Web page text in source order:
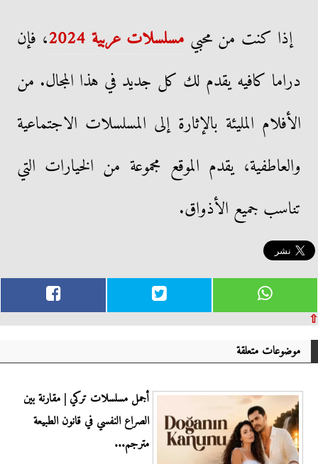
إذا كنت من محبي مسلسلات عربية 2024
، فإن
دراما كافيه يقدم لك كل جديد في هذا المجال. من
الأفلام المليئة بالإثارة إلى المسلسلات الاجتماعية
والعاطفية، يقدم الموقع مجموعة من الخيارات التي
تناسب جميع الأذواق.
⇧
موضوعات متعلقة
أجمل مسلسلات تركي | مقارنة بين
الصراع النفسي في قانون الطبيعة
مترجم...